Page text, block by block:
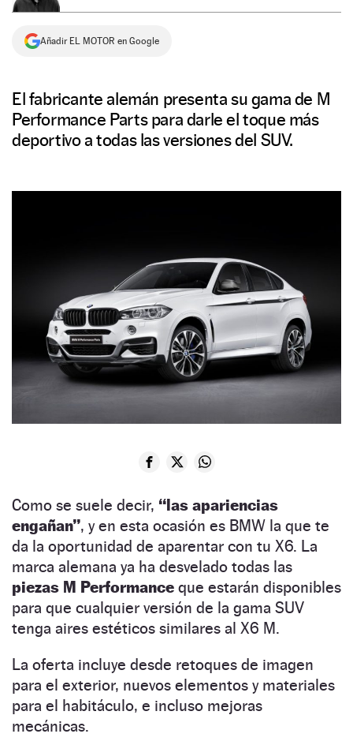
Añadir EL MOTOR en Google
El fabricante alemán presenta su gama de M
Performance Parts para darle el toque más
deportivo a todas las versiones del SUV.
Como se suele decir, “las apariencias
engañan”, y en esta ocasión es BMW la que te
da la oportunidad de aparentar con tu X6. La
marca alemana ya ha desvelado todas las
piezas M Performance que estarán disponibles
para que cualquier versión de la gama SUV
tenga aires estéticos similares al X6 M.
La oferta incluye desde retoques de imagen
para el exterior, nuevos elementos y materiales
para el habitáculo, e incluso mejoras
mecánicas.